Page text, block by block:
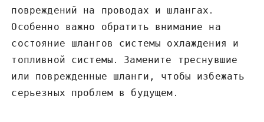
повреждений на проводах и шлангах․
Особенно важно обратить внимание на
состояние шлангов системы охлаждения и
топливной системы․ Замените треснувшие
или поврежденные шланги‚ чтобы избежать
серьезных проблем в будущем․